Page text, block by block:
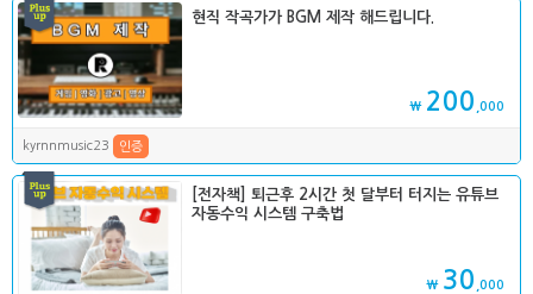
현직 작곡가가 BGM 제작 해드립니다.
₩ 200 ,000
kyrnnmusic23 인증
[전자책] 퇴근후 2시간 첫 달부터 터지는 유튜브
자동수익 시스템 구축법
₩ 30 ,000